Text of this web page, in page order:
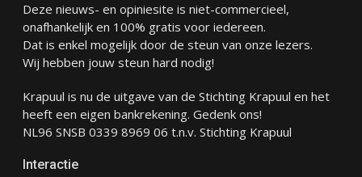
Deze nieuws- en opiniesite is niet-commercieel,
onafhankelijk en 100% gratis voor iedereen.
Dat is enkel mogelijk door de steun van onze lezers.
Wij hebben jouw steun hard nodig!
Krapuul is nu de uitgave van de Stichting Krapuul en het
heeft een eigen bankrekening. Gedenk ons!
NL96 SNSB 0339 8969 06 t.n.v. Stichting Krapuul
Interactie